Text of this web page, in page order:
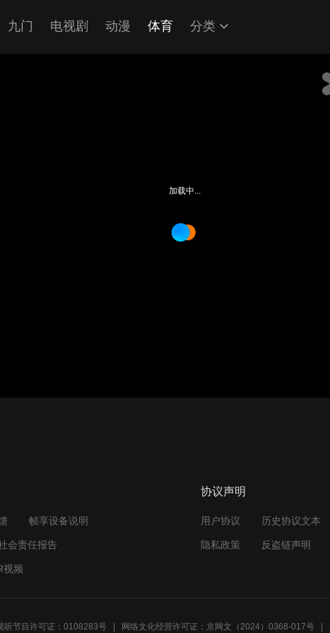
九门 电视剧 动漫 体育 分类
加载中...
帧享设备说明
会责任报告
视频
协议声明
用户协议 历史协议文本
隐私政策 反盗链声明
听节目许可证：0108283号 网络文化经营许可证：京网文（2024）0368-017号